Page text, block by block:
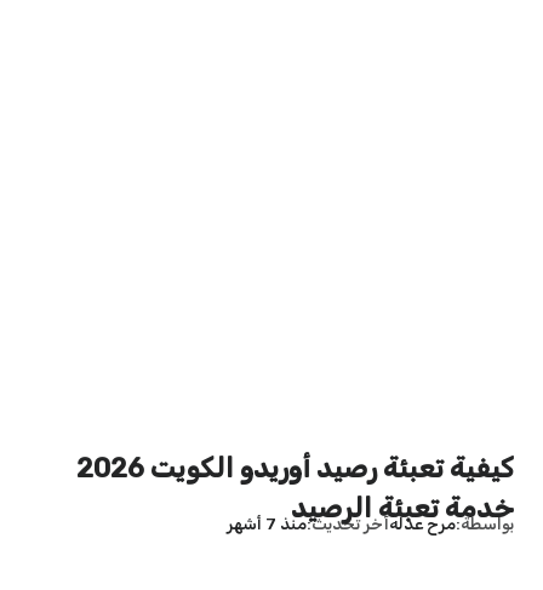
كيفية تعبئة رصيد أوريدو الكويت 2026
خدمة تعبئة الرصيد
بواسطة مرح عدلهآخر تحديث منذ 7 أشهر